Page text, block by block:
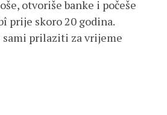
otvoriše banke i počeše
prije skoro 20 godina.
sami prilaziti za vrijeme